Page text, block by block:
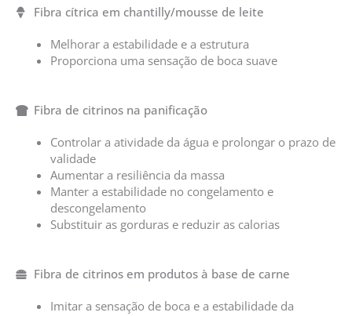
Fibra cítrica em chantilly/mousse de leite
Melhorar a estabilidade e a estrutura
Proporciona uma sensação de boca suave
Fibra de citrinos na panificação
Controlar a atividade da água e prolongar o prazo de
validade
Aumentar a resiliência da massa
Manter a estabilidade no congelamento e
descongelamento
Substituir as gorduras e reduzir as calorias
Fibra de citrinos em produtos à base de carne
Imitar a sensação de boca e a estabilidade da